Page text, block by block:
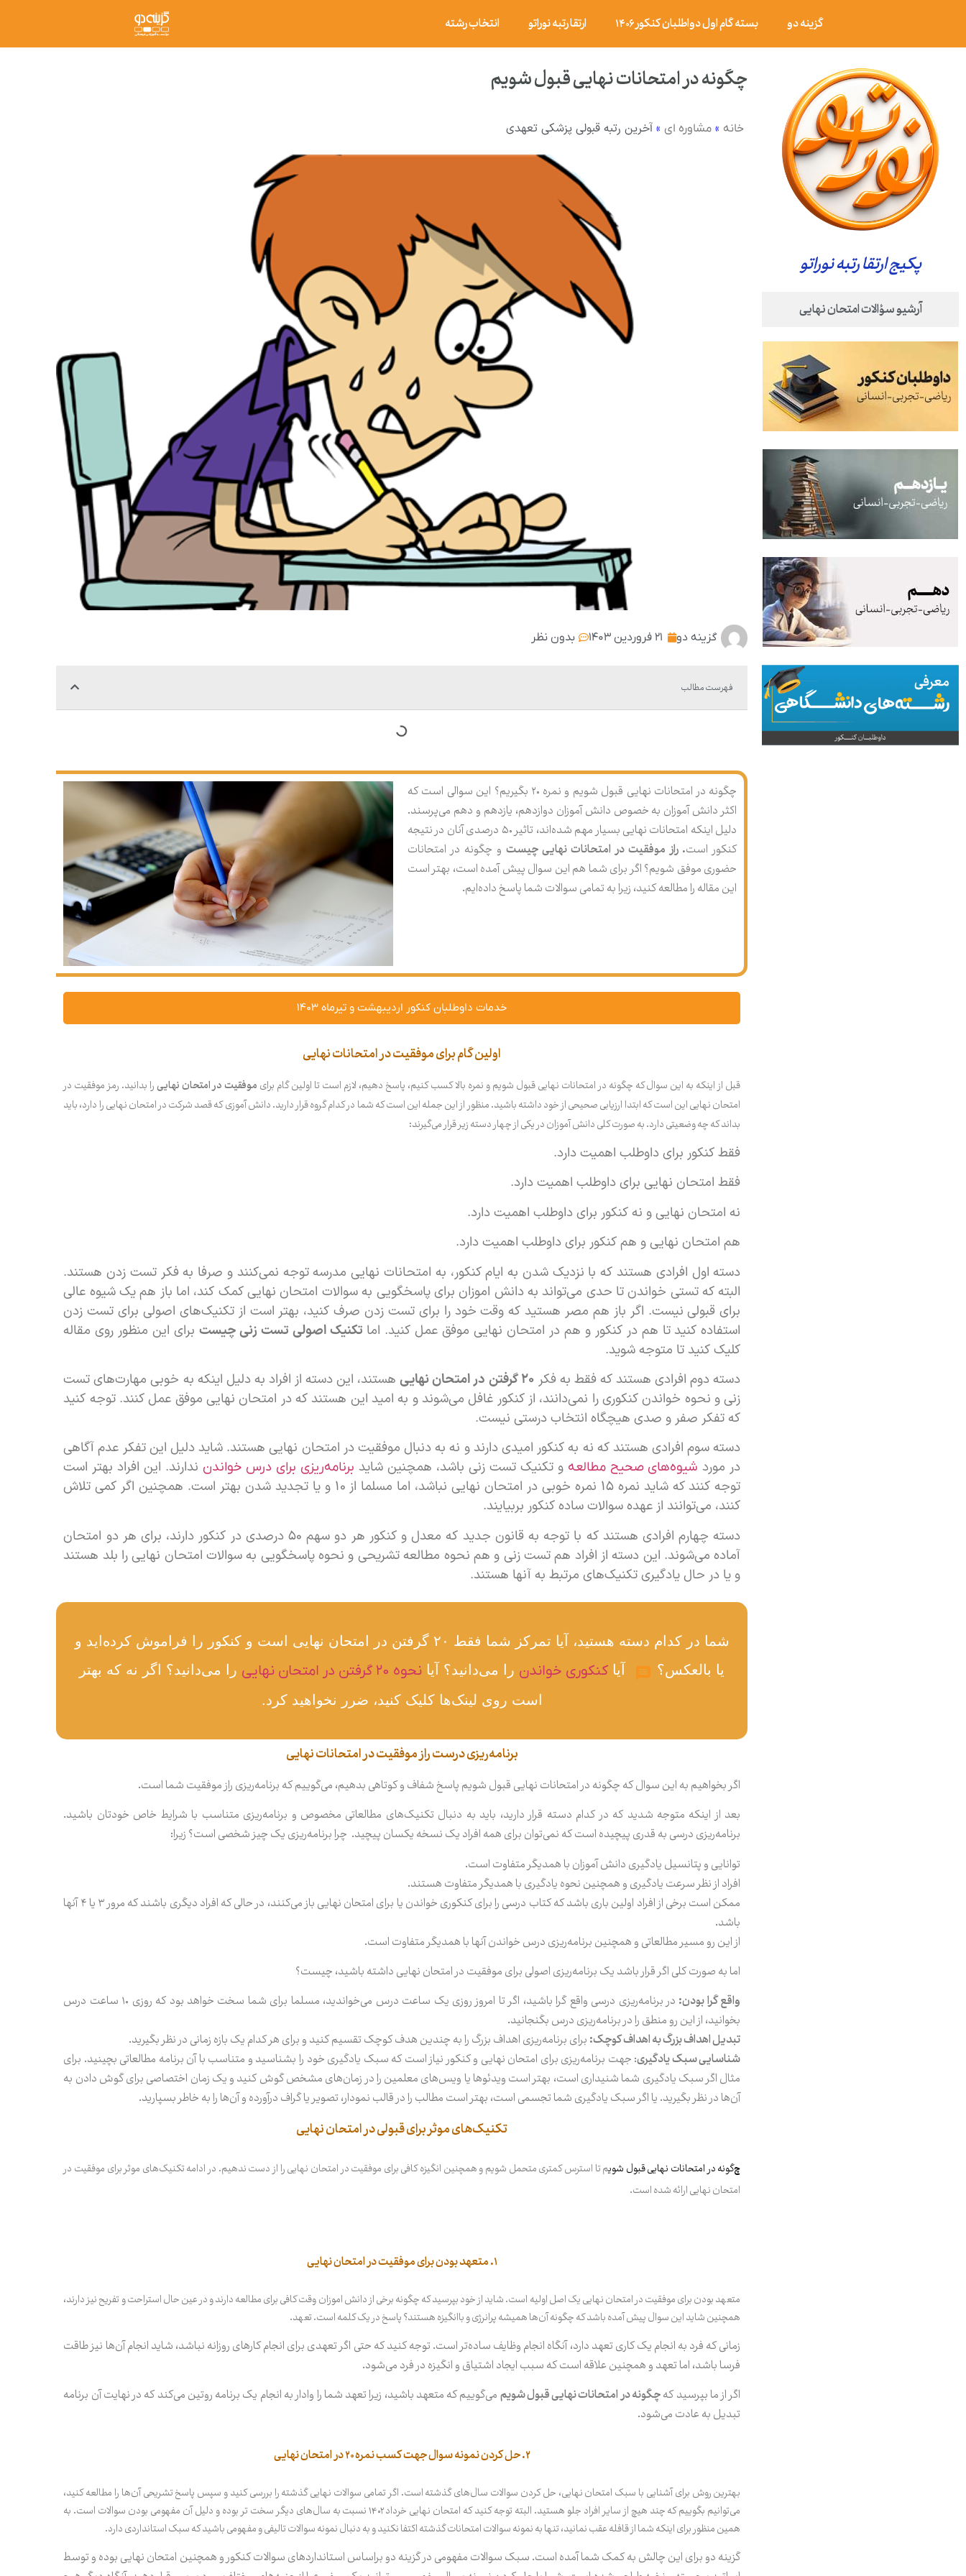
گزینه دو بسته گام اول دواطلبان کنکور ۱۴۰۶ ارتقا رتبه نوراتو انتخاب رشته
پکیج ارتقا رتبه نوراتو
آرشیو سؤالات امتحان نهایی
چگونه در امتحانات نهایی قبول شویم
خانه » مشاوره ای » آخرین رتبه قبولی پزشکی تعهدی
گزینه دو ۲۱ فروردین ۱۴۰۳ بدون نظر
فهرست مطالب
چگونه در امتحانات نهایی قبول شویم و نمره ۲۰ بگیریم؟ این سوالی است که
اکثر دانش آموزان به خصوص دانش آموزان دوازدهم، یازدهم و دهم می‌پرسند.
دلیل اینکه امتحانات نهایی بسیار مهم شده‌اند، تاثیر ۵۰ درصدی آنان در نتیجه
کنکور است. راز موفقیت در امتحانات نهایی چیستو چگونه در امتحانات
حضوری موفق شویم؟ اگر برای شما هم این سوال پیش آمده است، بهتر است
این مقاله را مطالعه کنید، زیرا به تمامی سوالات شما پاسخ داده‌ایم.
خدمات داوطلبان کنکور اردیبهشت و تیرماه ۱۴۰۳
اولین گام برای موفقیت در امتحانات نهایی
قبل از اینکه به این سوال که چگونه در امتحانات نهایی قبول شویم و نمره بالا کسب کنیم، پاسخ دهیم، لازم است تا اولین گام برایموفقیت در امتحان نهاییرا بدانید. رمز موفقیت در
امتحان نهایی این است که ابتدا ارزیابی صحیحی از خود داشته باشید. منظور از این جمله این است که شما در کدام گروه قرار دارید. دانش آموزی که قصد شرکت در امتحان نهایی را دارد، باید
بداند که چه وضعیتی دارد. به صورت کلی دانش آموزان در یکی از چهار دسته زیر قرار می‌گیرند:
فقط کنکور برای داوطلب اهمیت دارد.
فقط امتحان نهایی برای داوطلب اهمیت دارد.
نه امتحان نهایی و نه کنکور برای داوطلب اهمیت دارد.
هم امتحان نهایی و هم کنکور برای داوطلب اهمیت دارد.
دسته اول افرادی هستند که با نزدیک شدن به ایام کنکور، به امتحانات نهایی مدرسه توجه نمی‌کنند و صرفا به فکر تست زدن هستند.
البته که تستی خواندن تا حدی می‌تواند به دانش اموزان برای پاسخگویی به سوالات امتحان نهایی کمک کند، اما باز هم یک شیوه عالی
برای قبولی نیست. اگر باز هم مصر هستید که وقت خود را برای تست زدن صرف کنید، بهتر است از تکنیک‌های اصولی برای تست زدن
استفاده کنید تا هم در کنکور و هم در امتحان نهایی موفق عمل کنید. اما تکنیک اصولی تست زنی چیست برای این منظور روی مقاله
کلیک کنید تا متوجه شوید.
دسته دوم افرادی هستند که فقط به فکر ۲۰ گرفتن در امتحان نهایی
هستند، این دسته از افراد به دلیل اینکه به خوبی مهارت‌های تست
زنی و نحوه خواندن کنکوری را نمی‌دانند، از کنکور غافل می‌شوند و به امید این هستند که در امتحان نهایی موفق عمل کنند. توجه کنید
که تفکر صفر و صدی هیچگاه انتخاب درستی نیست.
دسته سوم افرادی هستند که نه به کنکور امیدی دارند و نه به دنبال موفقیت در امتحان نهایی هستند. شاید دلیل این تفکر عدم آگاهی
در مورد شیوه‌های صحیح مطالعه و تکنیک تست زنی باشد، همچنین شاید برنامه‌ریزی برای درس خواندن ندارند. این افراد بهتر است
توجه کنند که شاید نمره ۱۵ نمره خوبی در امتحان نهایی نباشد، اما مسلما از ۱۰ و یا تجدید شدن بهتر است. همچنین اگر کمی تلاش
کنند، می‌توانند از عهده سوالات ساده کنکور بربیایند.
دسته چهارم افرادی هستند که با توجه به قانون جدید که معدل و کنکور هر دو سهم ۵۰ درصدی در کنکور دارند، برای هر دو امتحان
آماده می‌شوند. این دسته از افراد هم تست زنی و هم نحوه مطالعه تشریحی و نحوه پاسخگویی به سوالات امتحان نهایی را بلد هستند
و یا در حال یادگیری تکنیک‌های مرتبط به آنها هستند.
شما در کدام دسته هستید، آیا تمرکز شما فقط ۲۰ گرفتن در امتحان نهایی است و کنکور را فراموش کرده‌اید و
یا بالعکس؟
آیا کنکوری خواندن را می‌دانید؟ آیا نحوه ۲۰ گرفتن در امتحان نهایی
را می‌دانید؟ اگر نه که بهتر
است روی لینک‌ها کلیک کنید، ضرر نخواهید کرد.
برنامه‌ریزی درست راز موفقیت در امتحانات نهایی
اگر بخواهیم به این سوال که چگونه در امتحانات نهایی قبول شویم پاسخ شفاف و کوتاهی بدهیم، می‌گوییم که برنامه‌ریزی راز موفقیت شما است.
بعد از اینکه متوجه شدید که در کدام دسته قرار دارید، باید به دنبال تکنیک‌های مطالعاتی مخصوص و برنامه‌ریزی متناسب با شرایط خاص خودتان باشید.
برنامه‌ریزی درسی به قدری پیچیده است که نمی‌توان برای همه افراد یک نسخه یکسان پیچید. چرا برنامه‌ریزی یک چیز شخصی است؟ زیرا:
توانایی و پتانسیل یادگیری دانش آموزان با همدیگر متفاوت است.
افراد از نظر سرعت یادگیری و همچنین نحوه یادگیری با همدیگر متفاوت هستند.
ممکن است برخی از افراد اولین باری باشد که کتاب درسی را برای کنکوری خواندن یا برای امتحان نهایی باز می‌کنند، در حالی که افراد دیگری باشند که مرور ۳ یا ۴ آنها
باشد.
از این رو مسیر مطالعاتی و همچنین برنامه‌ریزی درس خواندن آنها با همدیگر متفاوت است.
اما به صورت کلی اگر قرار باشد یک برنامه‌ریزی اصولی برای موفقیت در امتحان نهایی داشته باشید، چیست؟
واقع گرا بودن:
در برنامه‌ریزی درسی واقع گرا باشید، اگر تا امروز روزی یک ساعت درس می‌خواندید، مسلما برای شما سخت خواهد بود که روزی ۱۰ ساعت درس
بخوانید، از این رو منطق را در برنامه‌ریزی درس بگنجانید.
تبدیل اهداف بزرگ به اهداف کوچک:برای برنامه‌ریزی اهداف بزرگ را به چندین هدف کوچک تقسیم کنید و برای هر کدام یک بازه زمانی در نظر بگیرید.
شناسایی سبک یادگیری: جهت برنامه‌ریزی برای امتحان نهایی و کنکور نیاز است که سبک یادگیری خود را بشناسید و متناسب با آن برنامه مطالعاتی بچینید. برای
مثال اگر سبک یادگیری شما شنیداری است، بهتر است ویدئوها یا ویس‌های معلمین را در زمان‌های مشخص گوش کنید و یک زمان اختصاصی برای گوش دادن به
آن‌ها در نظر بگیرید. یا اگر سبک یادگیری شما تجسمی است، بهتر است مطالب را در قالب نمودار، تصویر یا گراف درآورده و آن‌ها را به خاطر بسپارید.
تکنیک‌های موثر برای قبولی در امتحان نهایی
چگونه در امتحانات نهایی قبول شویمتا استرس کمتری متحمل شویم و همچنین انگیزه کافی برای موفقیت در امتحان نهایی را از دست ندهیم. در ادامه تکنیک‌های موثر برای موفقیت در
امتحان نهایی ارائه شده است.
۱. متعهد بودن برای موفقیت در امتحان نهایی
متعهد بودن برای موفقیت در امتحان نهایی یک اصل اولیه است. شاید از خود بپرسید که چگونه برخی از دانش اموزان وقت کافی برای مطالعه دارند و در عین حال استراحت و تفریح نیز دارند،
همچنین شاید این سوال پیش آمده باشد که چگونه آن‌ها همیشه پرانرژی و باانگیزه هستند؟ پاسخ در یک کلمه است. تعهد.
زمانی که فرد به انجام یک کاری تعهد دارد، آنگاه انجام وظایف ساده‌تر است. توجه کنید که حتی اگر تعهدی برای انجام کارهای روزانه نباشد، شاید انجام آن‌ها نیز طاقت
فرسا باشد، اما تعهد و همچنین علاقه است که سبب ایجاد اشتیاق و انگیزه در فرد می‌شود.
اگر از ما بپرسید کهچگونه در امتحانات نهایی قبول شویممی‌گوییم که متعهد باشید، زیرا تعهد شما را وادار به انجام یک برنامه روتین می‌کند که در نهایت آن برنامه
تبدیل به عادت می‌شود.
۲. حل کردن نمونه سوال جهت کسب نمره ۲۰ در امتحان نهایی
بهترین روش برای آشنایی با سبک امتحان نهایی، حل کردن سوالات سال‌های گذشته است. اگر تمامی سوالات نهایی گذشته را بررسی کنید و سپس پاسخ تشریحی آن‌ها را مطالعه کنید،
می‌توانیم بگوییم که چند هیچ از سایر افراد جلو هستید. البته توجه کنید که امتحان نهایی خرداد ۱۴۰۲ نسبت به سال‌های دیگر سخت تر بوده و دلیل آن مفهومی بودن سوالات است. به
همین منظور برای اینکه شما از قافله عقب نمانید، تنها به نمونه سوالات امتحانات گذشته اکتفا نکنید و به دنبال نمونه سوالات تالیفی و مفهومی باشید که سبک استانداردی دارد.
گزینه دو برای این چالش به کمک شما آمده است. سبک سوالات مفهومی در گزینه دو براساس استانداردهای سوالات کنکور و همچنین امتحان نهایی بوده و توسط